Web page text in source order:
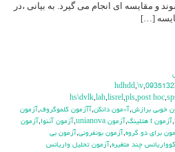
مقایسه ای انجام می گیرد. به بیانی ،در
[…]
,\v,
hs\dvlk,lah,lisrel,pls,post hoc,
خوبي برازش,آ»مون دانكن,آآزمون كلموگروف,آزمون
,آزمون t هتلينگ ,آزمون unianova ,آزمون آننوا,آزمون
براي دو گروه,آزمون بونفروني,آزمون بي
چند متغيره,آزمون تحليل واريانس